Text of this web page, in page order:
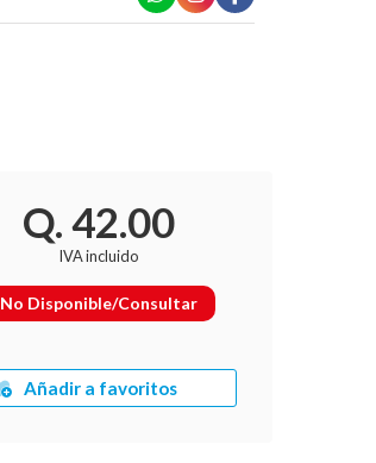
Q. 42.00
IVA incluido
No Disponible/Consultar
Añadir a favoritos